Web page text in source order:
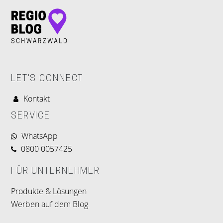
LET'S CONNECT
Kontakt
SERVICE
WhatsApp
0800 0057425
FÜR UNTERNEHMER
Produkte & Lösungen
Werben auf dem Blog